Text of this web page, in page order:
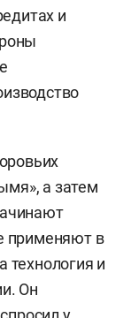
и
а затем
применяют в
технология и
Он